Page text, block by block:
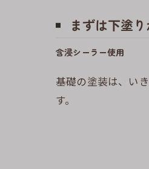
まずは下塗り
含浸シーラー使用
基礎の塗装は、い
す。